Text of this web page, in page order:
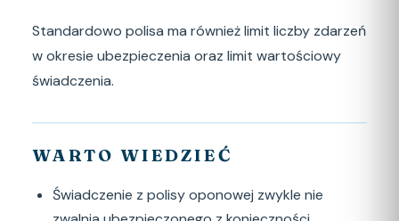
Standardowo polisa ma również limit liczby zdarzeń
w okresie ubezpieczenia oraz limit wartościowy
świadczenia.
WARTO WIEDZIEĆ
Świadczenie z polisy oponowej zwykle nie